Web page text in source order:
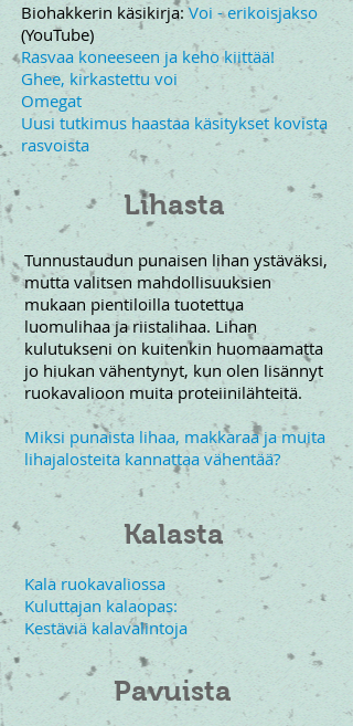
Biohakkerin käsikirja:Voi - erikoisjakso
(YouTube)
Rasvaa koneeseen ja keho kiittää!
Ghee, kirkastettu voi
Omegat
Uusi tutkimus haastaa käsitykset kovista
rasvoista
Lihasta
Tunnustaudun punaisen lihan ystäväksi,
mutta valitsen mahdollisuuksien
mukaan pientiloilla tuotettua
luomulihaa ja riistalihaa. Lihan
kulutukseni on kuitenkin huomaamatta
jo hiukan vähentynyt, kun olen lisännyt
ruokavalioon muita proteiinilähteitä.
Miksi punaista lihaa, makkaraa ja muita
lihajalosteita kannattaa vähentää?
Kalasta
Kala ruokavaliossa
Kuluttajan kalaopas:
Kestäviä kalavalintoja
Pavuista